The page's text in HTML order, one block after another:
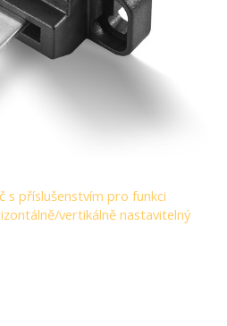
s příslušenstvím pro funkci
vertikálně nastavitelný